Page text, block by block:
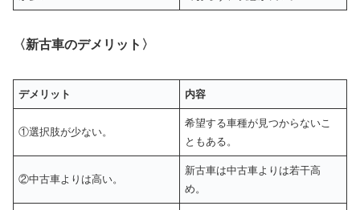
〈新古車のデメリット〉
デメリット 内容
①選択肢が少ない。
希望する車種が見つからないこ
ともある。
②中古車よりは高い。
新古車は中古車よりは若干高
め。